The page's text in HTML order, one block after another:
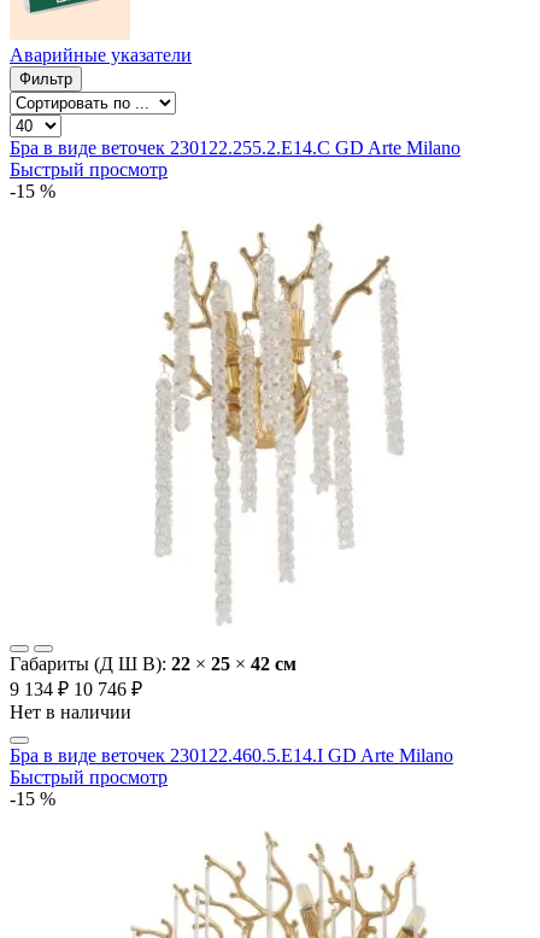
Аварийные указатели
Фильтр
Бра в виде веточек 230122.255.2.E14.C GD Arte Milano
Быстрый просмотр
-15 %
Габариты (Д Ш В): 22 × 25 × 42 cм
9 134 ₽ 10 746 ₽
Нет в наличии
Бра в виде веточек 230122.460.5.E14.I GD Arte Milano
Быстрый просмотр
-15 %